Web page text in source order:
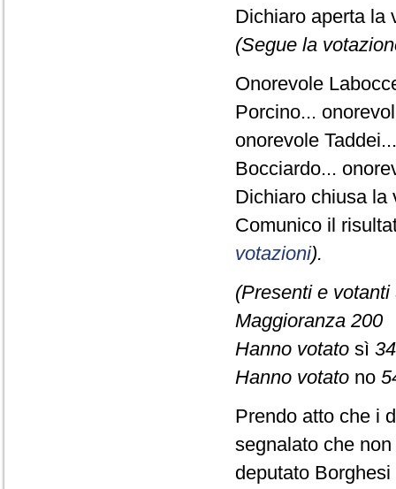
Dichiaro aperta la
(Segue la
Onorevole
Porcino...
onorevole
Bocciardo...
Dichiaro chiusa la
Comunico il
votazioni).
(Presenti e votanti
Maggioranza 200
Hanno votato sì
Hanno votato no
Prendo atto che i
segnalato che
deputato